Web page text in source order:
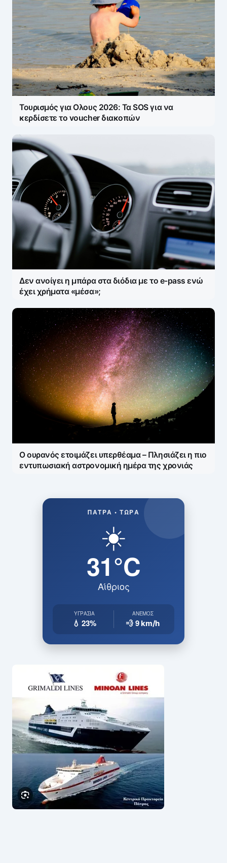
Τουρισμός για Ολους 2026: Τα SOS για να
κερδίσετε το voucher διακοπών
Δεν ανοίγει η μπάρα στα διόδια με το e-pass ενώ
έχει χρήματα «μέσα»;
Ο ουρανός ετοιμάζει υπερθέαμα – Πλησιάζει η πιο
εντυπωσιακή αστρονομική ημέρα της χρονιάς
ΠΆΤΡΑ • ΤΏΡΑ
☀️
31°C
Αίθριος
ΥΓΡΑΣΊΑ
💧 23%
ΆΝΕΜΟΣ
💨 9km/h